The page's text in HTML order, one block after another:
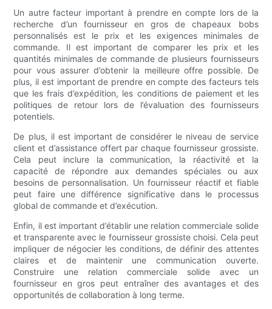
Un autre facteur important à prendre en compte lors de la
recherche d’un fournisseur en gros de chapeaux bobs
personnalisés est le prix et les exigences minimales de
commande. Il est important de comparer les prix et les
quantités minimales de commande de plusieurs fournisseurs
pour vous assurer d’obtenir la meilleure offre possible. De
plus, il est important de prendre en compte des facteurs tels
que les frais d’expédition, les conditions de paiement et les
politiques de retour lors de l’évaluation des fournisseurs
potentiels.
De plus, il est important de considérer le niveau de service
client et d’assistance offert par chaque fournisseur grossiste.
Cela peut inclure la communication, la réactivité et la
capacité de répondre aux demandes spéciales ou aux
besoins de personnalisation. Un fournisseur réactif et fiable
peut faire une différence significative dans le processus
global de commande et d’exécution.
Enfin, il est important d’établir une relation commerciale solide
et transparente avec le fournisseur grossiste choisi. Cela peut
impliquer de négocier les conditions, de définir des attentes
claires et de maintenir une communication ouverte.
Construire une relation commerciale solide avec un
fournisseur en gros peut entraîner des avantages et des
opportunités de collaboration à long terme.